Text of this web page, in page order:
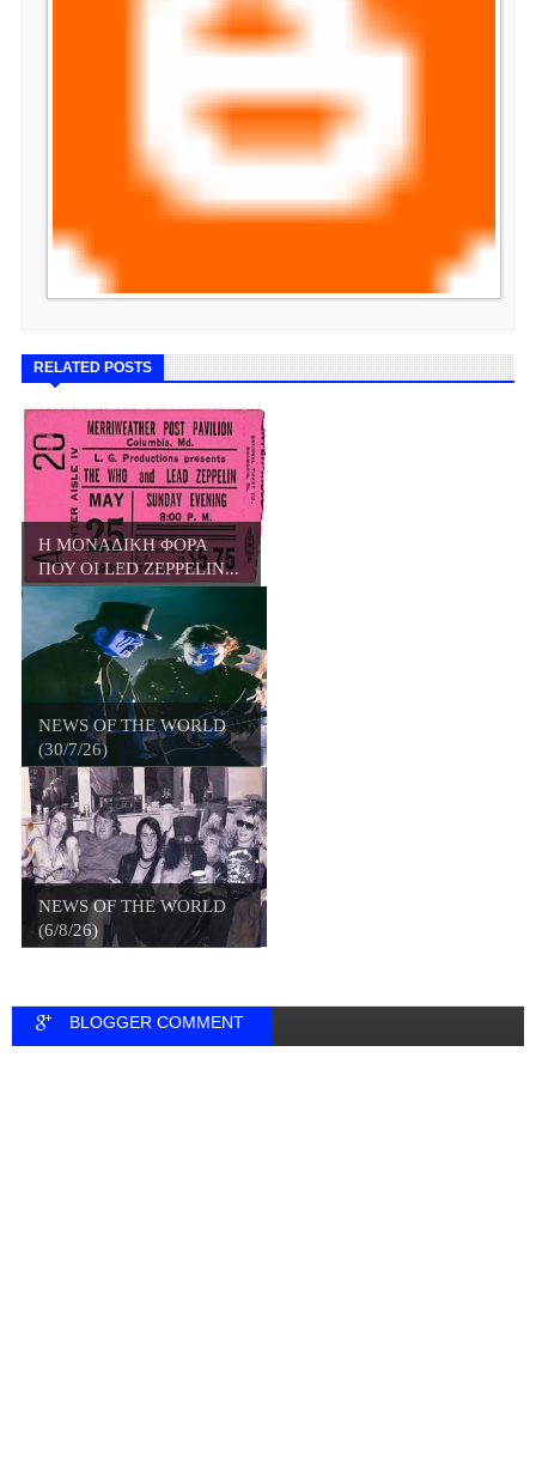
RELATED POSTS
Η ΜΟΝΑΔΙΚΗ ΦΟΡΑ
ΠΟΥ ΟΙ LED ZEPPELIN...
NEWS OF THE WORLD
(30/7/26)
NEWS OF THE WORLD
(6/8/26)
BLOGGER COMMENT